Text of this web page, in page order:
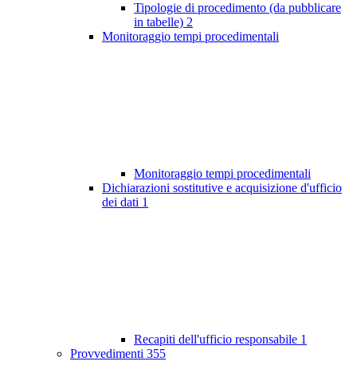
Tipologie di procedimento (da pubblicare
in tabelle) 2
Monitoraggio tempi procedimentali
Monitoraggio tempi procedimentali
Dichiarazioni sostitutive e acquisizione d'ufficio
dei dati 1
Recapiti dell'ufficio responsabile 1
Provvedimenti 355